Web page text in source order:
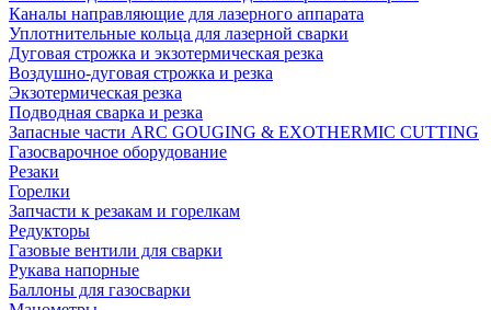
Каналы направляющие для лазерного аппарата
Уплотнительные кольца для лазерной сварки
Дуговая строжка и экзотермическая резка
Воздушно-дуговая строжка и резка
Экзотермическая резка
Подводная сварка и резка
Запасные части ARC GOUGING & EXOTHERMIC CUTTING
Газосварочное оборудование
Резаки
Горелки
Запчасти к резакам и горелкам
Редукторы
Газовые вентили для сварки
Рукава напорные
Баллоны для газосварки